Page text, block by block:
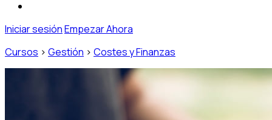
Iniciar sesiónEmpezar Ahora
Cursos > Gestión > Costes y Finanzas